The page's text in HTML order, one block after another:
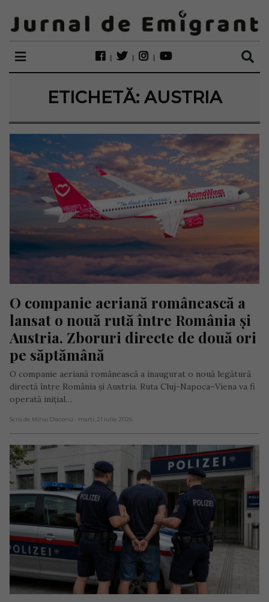
ETICHETĂ: AUSTRIA
O companie aeriană românească a
lansat o nouă rută între România și
Austria. Zboruri directe de două ori
pe săptămână
O companie aeriană românească a inaugurat o nouă legătură
directă între România și Austria. Ruta Cluj-Napoca–Viena va fi
operată inițial…
Scris de Mihai Diaconu - marți, 21 iulie 2026